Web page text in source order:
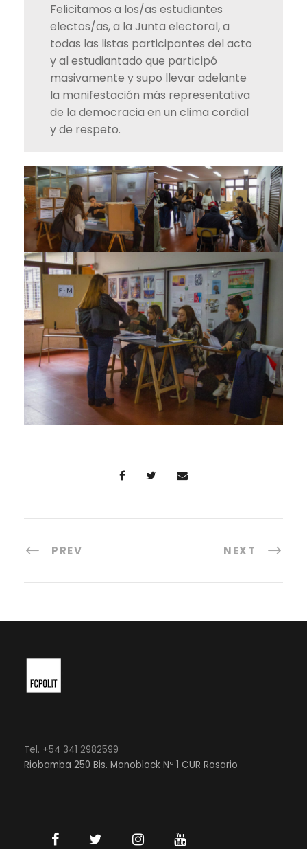
Felicitamos a los/as estudiantes
electos/as, a la Junta electoral, a
todas las listas participantes del acto
y al estudiantado que participó
masivamente y supo llevar adelante
la manifestación más representativa
de la democracia en un clima cordial
y de respeto.
PREV NEXT
Tel. +54 341 2982599
Riobamba 250 Bis. Monoblock Nº 1 CUR Rosario